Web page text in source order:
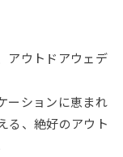
アウトドアウェデ
ーションに恵まれ
る、絶好のアウト